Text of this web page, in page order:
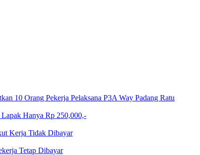
10 Orang Pekerja Pelaksana P3A Way Padang Ratu
Lapak Hanya Rp 250,000,-
Kerja Tidak Dibayar
Tetap Dibayar